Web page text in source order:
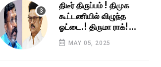
திடீர் திருப்பம் ! திமுக
கூட்டணியில் விழுந்த
ஓட்டை.! திருமா ராக்!
காத்திருந்த திமுக பெரும்
ஷாக்!
MAY 05, 2025